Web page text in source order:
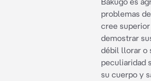
problemas
cree
demostrar
débil llorar o
peculiaridad
su cuerpo y